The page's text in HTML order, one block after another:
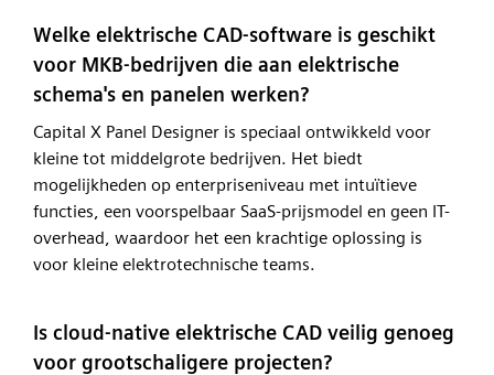
Welke elektrische CAD-software is geschikt
voor MKB-bedrijven die aan elektrische
schema's en panelen werken?
Capital X Panel Designer is speciaal ontwikkeld voor
kleine tot middelgrote bedrijven. Het biedt
mogelijkheden op enterpriseniveau met intuïtieve
functies, een voorspelbaar SaaS-prijsmodel en geen IT-
overhead, waardoor het een krachtige oplossing is
voor kleine elektrotechnische teams.
Is cloud-native elektrische CAD veilig genoeg
voor grootschaligere projecten?